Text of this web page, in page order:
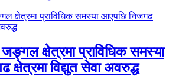
क्षेत्रमा प्राविधिक समस्या
क्षेत्रमा विद्युत सेवा अवरुद्ध